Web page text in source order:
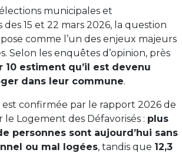
municipales et
des 15 et 22 mars 2026, la question
comme l’un des enjeux majeurs
Selon les enquêtes d’opinion, près
10 estiment qu’il est devenu
dans leur commune.
est confirmée par le rapport 2026 de
le Logement des Défavorisés : plus
personnes sont aujourd’hui sans
ou mal logées, tandis que 12,3